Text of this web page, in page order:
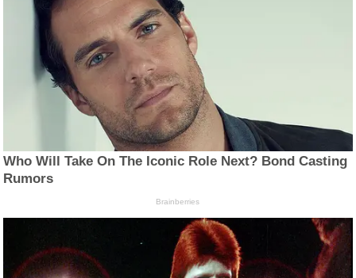
Who Will Take On The Iconic Role Next? Bond Casting
Rumors
Brainberries